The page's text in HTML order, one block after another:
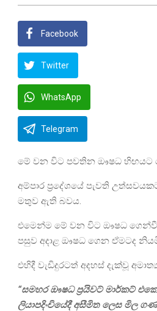
Facebook
Twitter
WhatsApp
Telegram
මේ වන විට පවතින ඖෂධ හිඟයට
අම්පාර ප්‍රදේශයේ පැවති
මතුව ඇති බවය.
එමෙන්ම මේ වන විට ඖෂධ
පසුව අදාළ ඖෂධ ගෙන ඒමටද
එහිදී වැඩිදුරටත් අදහස් දැක්වූ
“සමහර ඖෂධ ප්‍රයිවට් මාර්කට්
ලියාපදිංචියේදී අසීමිත ලෙස මිල